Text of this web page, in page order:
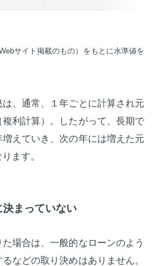
サイト掲載のもの）をもとに水準値を
、通常、１年ごとに計算され元
利計算）。したがって、長期で
えていき、次の年には増えた元
ます。
まっていない
場合は、一般的なローンのよう
などの取り決めはありません。